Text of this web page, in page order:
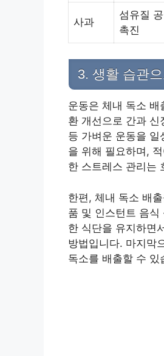
사과
섬유질
촉진
3. 생활 습관
운동은 체내 독소
환 개선으로 간과
등 가벼운 운동을
을 위해 필요하며,
한 스트레스 관리는
한편, 체내 독소 배
품 및 인스턴트 음
한 식단을 유지하면
방법입니다. 마지막
독소를 배출할 수 있